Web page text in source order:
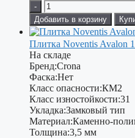
-
Добавить в корзину
Плитка Noventis Avalon
На складе
Бренд:Crona
Фаска:Нет
Класс опасности:КМ2
Класс изностойкости:31
Укладка:Замковый тип
Материал:Каменно-
Толщина:3,5 мм